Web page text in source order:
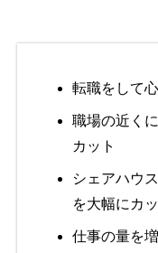
転職をして
職場の近く
カット
シェアハウ
を大幅にカ
仕事の量を